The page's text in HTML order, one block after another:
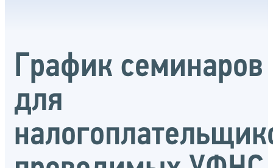
График семинаров
для